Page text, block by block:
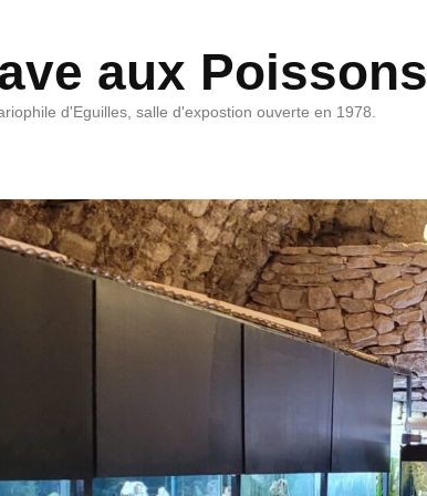
aux Poissons
d'Eguilles, salle d'expostion ouverte en 1978.